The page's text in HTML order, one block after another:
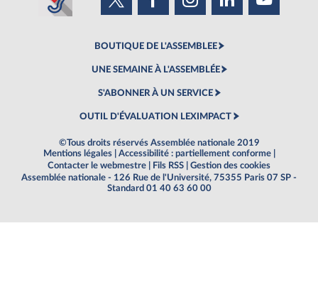
BOUTIQUE DE L'ASSEMBLEE
UNE SEMAINE À L'ASSEMBLÉE
S'ABONNER À UN SERVICE
OUTIL D'ÉVALUATION LEXIMPACT
©Tous droits réservés Assemblée nationale 2019
Mentions légales
Accessibilité : partiellement conforme
Contacter le webmestre
Fils RSS
Gestion des cookies
Assemblée nationale - 126 Rue de l'Université, 75355 Paris 07 SP -
Standard 01 40 63 60 00